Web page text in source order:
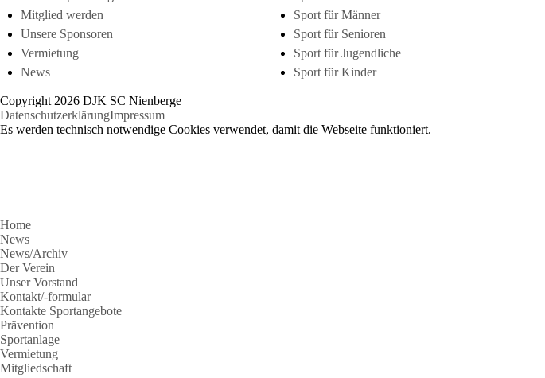
Mitglied werden
Unsere Sponsoren
Vermietung
News
Sport für Männer
Sport für Senioren
Sport für Jugendliche
Sport für Kinder
Copyright 2026 DJK SC Nienberge
DatenschutzerklärungImpressum
Es werden technisch notwendige Cookies verwendet, damit die Webseite funktioniert.
Home
News
News/Archiv
Der Verein
Unser Vorstand
Kontakt/-formular
Kontakte Sportangebote
Prävention
Sportanlage
Vermietung
Mitgliedschaft